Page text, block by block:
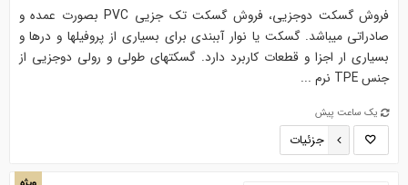
فروش گسکت دوجزیی، فروش گسکت تک جزیی PVC بصورت عمده و
صادراتی میباشد. گسکت یا نوار آببندی برای بسیاری از پروفیلها و درها و
بسیاری ار اجزا و قطعات کاربرد دارد. گسکتهای طولی و رولی دوجزیی از
جنس TPE نرم ...
یک ساعت پیش
جزئیات